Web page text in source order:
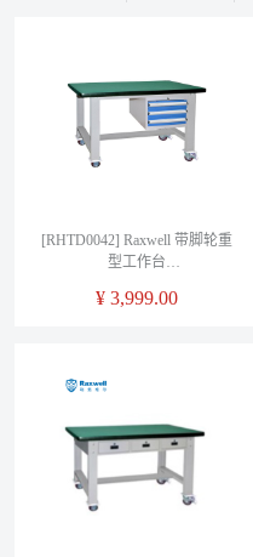
[RHTD0042] Raxwell 带脚轮重
型工作台
50mm)三吊抽
¥ 3,999.00